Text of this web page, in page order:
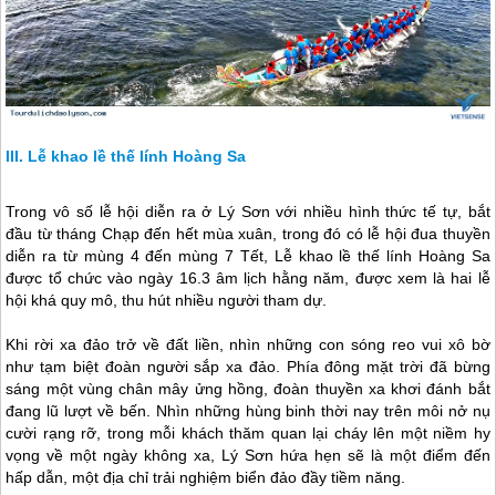
Lễ khao lề thế lính Hoàng Sa
Trong vô số lễ hội diễn ra ở Lý Sơn với nhiều hình thức tế tự, bắt
đầu từ tháng Chạp đến hết mùa xuân, trong đó có lễ hội đua thuyền
diễn ra từ mùng 4 đến mùng 7 Tết, Lễ khao lề thế lính Hoàng Sa
được tổ chức vào ngày 16.3 âm lịch hằng năm, được xem là hai lễ
hội khá quy mô, thu hút nhiều người tham dự.
Khi rời xa đảo trở về đất liền, nhìn những con sóng reo vui xô bờ
như tạm biệt đoàn người sắp xa đảo. Phía đông mặt trời đã bừng
sáng một vùng chân mây ửng hồng, đoàn thuyền xa khơi đánh bắt
đang lũ lượt về bến. Nhìn những hùng binh thời nay trên môi nở nụ
cười rạng rỡ, trong mỗi khách thăm quan lại cháy lên một niềm hy
vọng về một ngày không xa, Lý Sơn hứa hẹn sẽ là một điểm đến
hấp dẫn, một địa chỉ trải nghiệm biển đảo đầy tiềm năng.